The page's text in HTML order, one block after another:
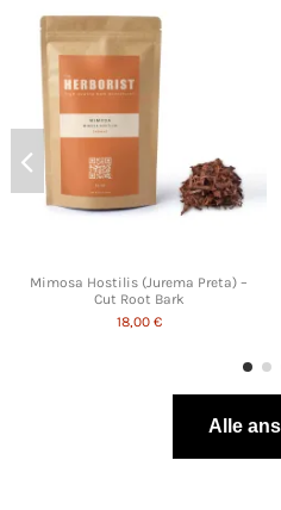
Mimosa Hostilis (Jurema Preta) –
Cut Root Bark
18,00 €
Alle